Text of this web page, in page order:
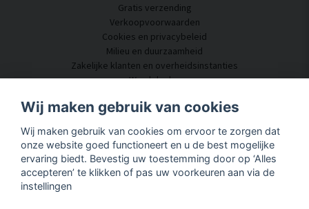
Gratis verzending
Verkoopvoorwaarden
Cookies en privacybeleid
Milieu en duurzaamheid
Zakelijke klanten en overheidsinstanties
Word dealer
Klantenservice
Neem contact met ons op
Akoestisch advies
Montage en installatie
Vragen en antwoorden
Wij maken gebruik van cookies
Wij maken gebruik van cookies om ervoor te zorgen dat
onze website goed functioneert en u de best mogelijke
ervaring biedt. Bevestig uw toestemming door op ‘Alles
accepteren’ te klikken of pas uw voorkeuren aan via de
instellingen